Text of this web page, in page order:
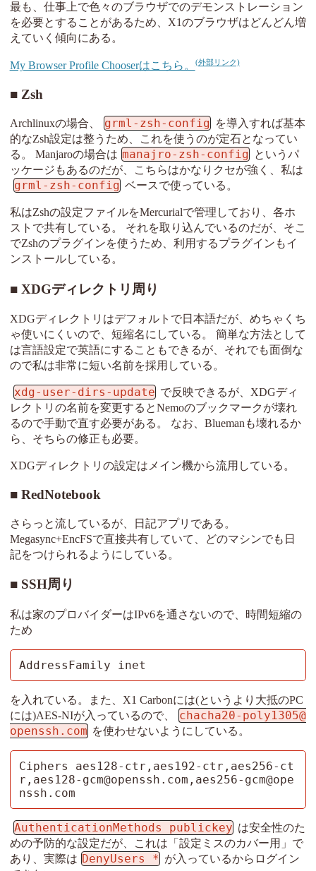
最も、仕事上で色々のブラウザでのデモンストレーション
を必要とすることがあるため、X1のブラウザはどんどん増
えていく傾向にある。
My Browser Profile Chooserはこちら。
Zsh
Archlinuxの場合、 grml-zsh-config を導入すれば基本
的なZsh設定は整うため、これを使うのが定石となってい
る。 Manjaroの場合は manajro-zsh-config というパ
ッケージもあるのだが、こちらはかなりクセが強く、私は
grml-zsh-config ベースで使っている。
私はZshの設定ファイルをMercurialで管理しており、各ホ
ストで共有している。 それを取り込んでいるのだが、そこ
でZshのプラグインを使うため、利用するプラグインもイ
ンストールしている。
XDGディレクトリ周り
XDGディレクトリはデフォルトで日本語だが、めちゃくち
ゃ使いにくいので、短縮名にしている。 簡単な方法として
は言語設定で英語にすることもできるが、それでも面倒な
ので私は非常に短い名前を採用している。
xdg-user-dirs-update で反映できるが、XDGディ
レクトリの名前を変更するとNemoのブックマークが壊れ
るので手動で直す必要がある。 なお、Bluemanも壊れるか
ら、そちらの修正も必要。
XDGディレクトリの設定はメイン機から流用している。
RedNotebook
さらっと流しているが、日記アプリである。
Megasync+EncFSで直接共有していて、どのマシンでも日
記をつけられるようにしている。
SSH周り
私は家のプロバイダーはIPv6を通さないので、時間短縮の
ため
AddressFamily inet
を入れている。また、X1 Carbonには(というより大抵のPC
には)AES-NIが入っているので、
chacha20-poly1305@
openssh.com を使わせないようにしている。
Ciphers aes128-ctr,aes192-ctr,aes256-ct
r,aes128-gcm@openssh.com,aes256-gcm@ope
nssh.com
AuthenticationMethods publickey は安全性のた
めの予防的な設定だが、これは「設定ミスのカバー用」で
あり、実際は DenyUsers * が入っているからログイン